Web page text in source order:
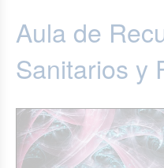
Aula de
Sanitarios y